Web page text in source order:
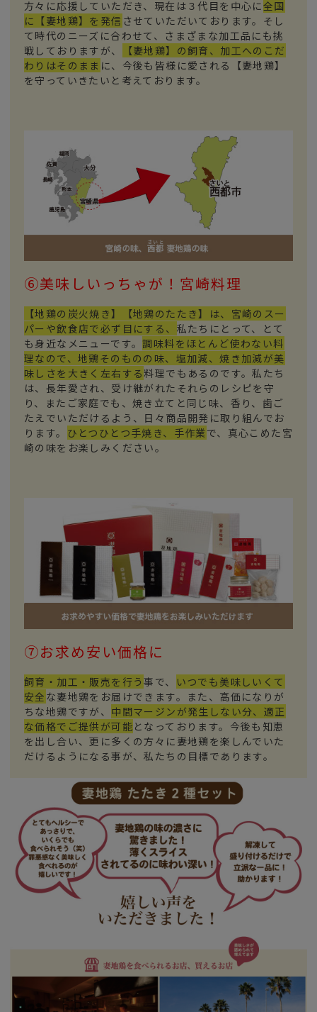
方々に応援していただき、現在は３代目を中心に全国
に【妻地鶏】を発信 させていただいております。そし
て時代のニーズに合わせて、さまざまな加工品にも挑
戦しておりますが、
【妻地鶏】の飼育、加工へのこだ
わりはそのまま に、今後も皆様に愛される【妻地鶏】
を守っていきたいと考えております。
⑥美味しいっちゃが！宮崎料理
【地鶏の炭火焼き】【地鶏のたたき】は、宮崎のスー
パーや飲食店で必ず目にする、 私たちにとって、とて
も身近なメニューです。 調味料をほとんど使わない料
理なので、地鶏そのものの味、塩加減、焼き加減が美
味しさを大きく左右する料理でもあるのです。私たち
は、長年愛され、受け継がれたそれらのレシピを守
り、またご家庭でも、焼き立てと同じ味、香り、歯ご
たえでいただけるよう、日々商品開発に取り組んでお
ります。 ひとつひとつ手焼き、手作業 で、真心こめた宮
崎の味をお楽しみください。
⑦お求め安い価格に
飼育・加工・販売を行う事で、
いつでも美味しいくて
安全 な妻地鶏をお届けできます。また、高価になりが
ちな地鶏ですが、 中間マージンが発生しない分、適正
な価格でご提供が可能 となっております。今後も知恵
を出し合い、更に多くの方々に妻地鶏を楽しんでいた
だけるようになる事が、私たちの目標であります。